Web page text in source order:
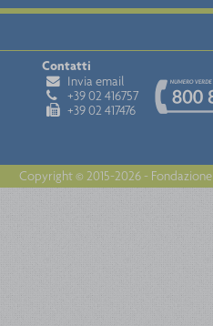
Contatti
Invia email
+39 02 416757
+39 02 417476
Copyright © 2015-2026 -